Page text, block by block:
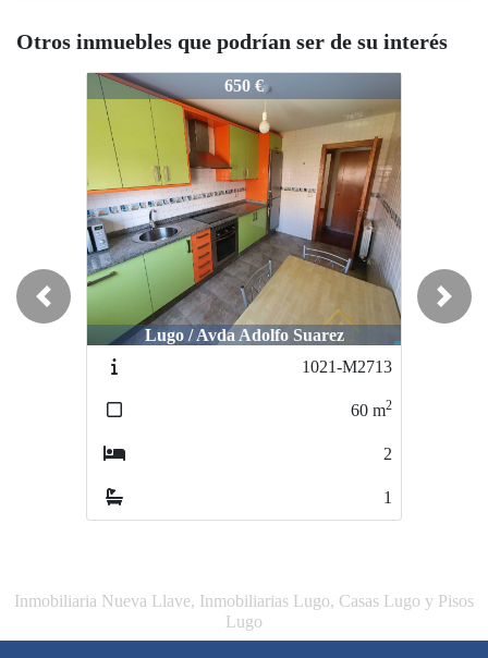
Otros inmuebles que podrían ser de su interés
1219-K2907
Lugo / Avda Adolfo Suarez
1021-M2713
1219-K2907
Lugo / San Roque
1220-K2908
Previous Next
Inmobiliaria Nueva Llave, Inmobiliarias Lugo, Casas Lugo y Pisos
Lugo